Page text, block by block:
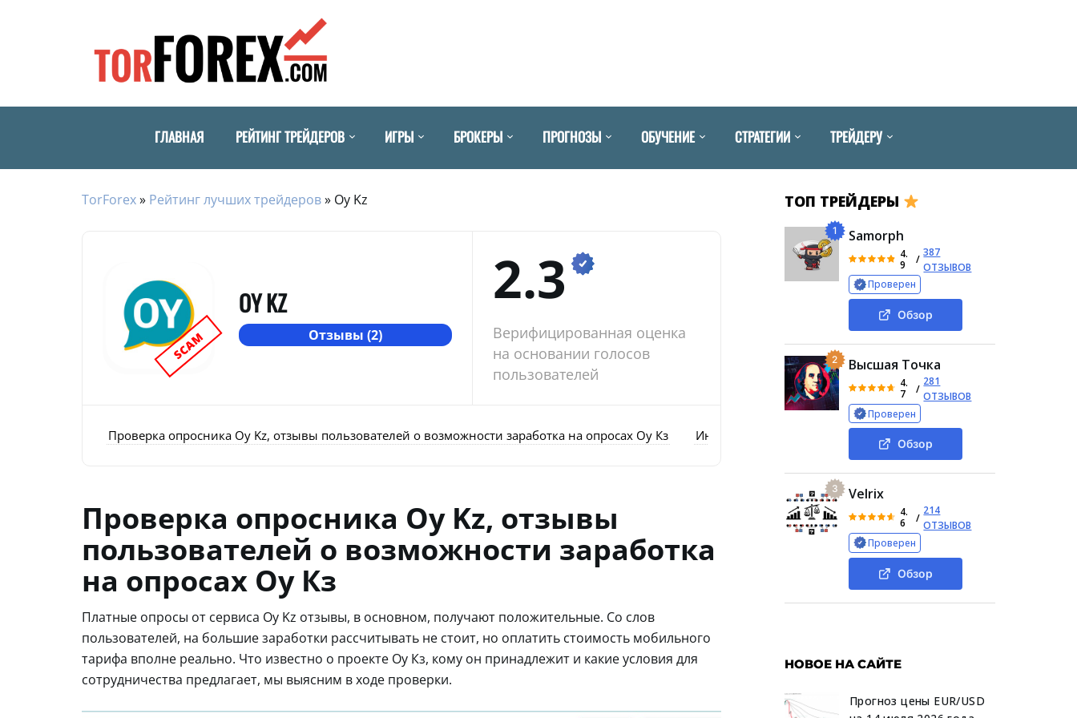
ГЛАВНАЯ РЕЙТИНГ ТРЕЙДЕРОВ ИГРЫ БРОКЕРЫ ПРОГНОЗЫ ОБУЧЕНИЕ СТРАТЕГИИ ТРЕЙДЕРУ
TorForex» Рейтинг лучших трейдеров» Oy Kz
SCAM
OY KZ
Отзывы (2)
2.3
Верифицированная оценка
на основании голосов
пользователей
Проверка опросника Oy Kz, отзывы пользователей о возможности заработка на опросах Оу Кз Информация о проекте Услуги и оплата
Проверка опросника Oy Kz, отзывы
пользователей о возможности заработка
на опросах Оу Кз
Платные опросы от сервиса Oy Kz отзывы, в основном, получают положительные. Со слов
пользователей, на большие заработки рассчитывать не стоит, но оплатить стоимость мобильного
тарифа вполне реально. Что известно о проекте Оу Кз, кому он принадлежит и какие условия для
сотрудничества предлагает, мы выясним в ходе проверки.
ТОП ТРЕЙДЕРЫ
1 Samorph
4.
9
/
387
ОТЗЫВОВ
Проверен
Обзор
2 Высшая Точка
4.
7
/
281
ОТЗЫВОВ
Проверен
Обзор
3 Velrix
4.
6
/
214
ОТЗЫВОВ
Проверен
Обзор
НОВОЕ НА САЙТЕ
Прогноз цены EUR/USD